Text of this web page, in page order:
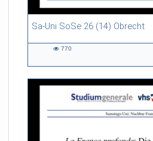
Sa-Uni SoSe 26 (14) Obrecht
46:53 duration
770